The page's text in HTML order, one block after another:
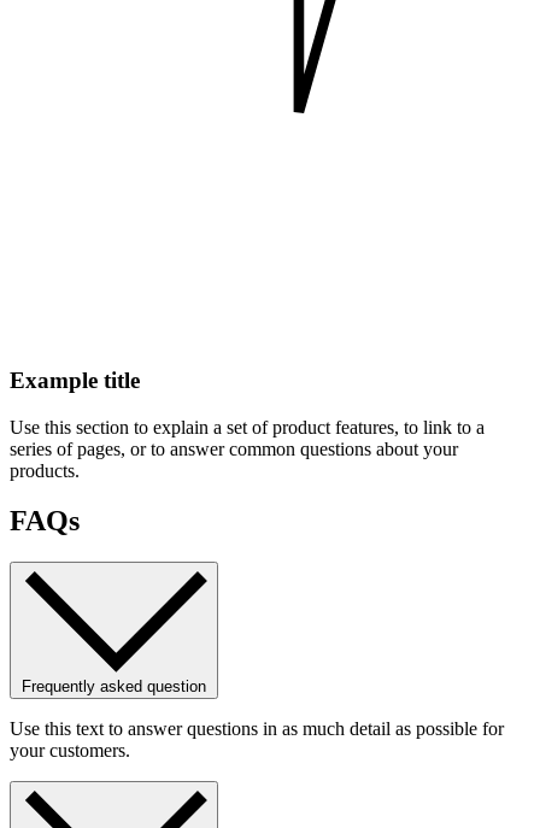
Example title
Use this section to explain a set of product features, to link to a
series of pages, or to answer common questions about your
products.
FAQs
Frequently asked question
Use this text to answer questions in as much detail as possible for
your customers.